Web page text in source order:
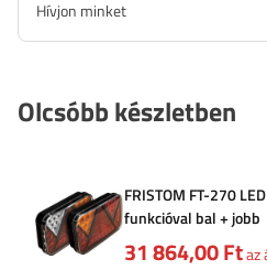
Hívjon minket
Olcsóbb készletben
FRISTOM FT-270
funkcióval bal + jobb
31 864,00 Ftaz